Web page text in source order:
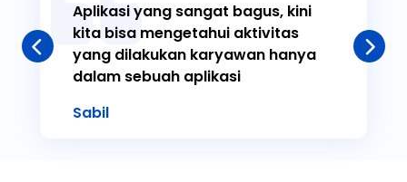
Aplikasi yang sangat bagus, kini
kita bisa mengetahui aktivitas
yang dilakukan karyawan hanya
dalam sebuah aplikasi
Sabil